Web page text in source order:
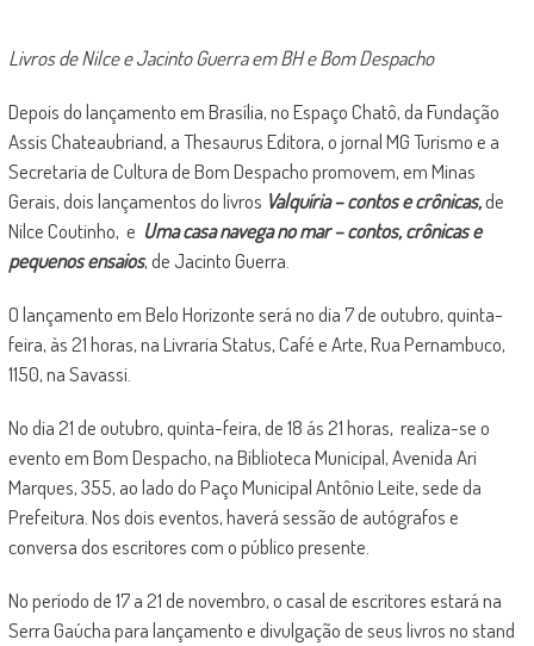
Livros de Nilce e Jacinto Guerra em BH e Bom Despacho
Depois do lançamento em Brasília, no Espaço Chatô, da Fundação
Assis Chateaubriand, a Thesaurus Editora, o jornal MG Turismo e a
Secretaria de Cultura de Bom Despacho promovem, em Minas
Gerais, dois lançamentos do livros Valquíria – contos e crônicas,de
Nilce Coutinho, e Uma casa navega no mar – contos, crônicas e
pequenos ensaios, de Jacinto Guerra.
O lançamento em Belo Horizonte será no dia 7 de outubro, quinta-
feira, às 21 horas, na Livraria Status, Café e Arte, Rua Pernambuco,
1150, na Savassi.
No dia 21 de outubro, quinta-feira, de 18 ás 21 horas, realiza-se o
evento em Bom Despacho, na Biblioteca Municipal, Avenida Ari
Marques, 355, ao lado do Paço Municipal Antônio Leite, sede da
Prefeitura. Nos dois eventos, haverá sessão de autógrafos e
conversa dos escritores com o público presente.
No período de 17 a 21 de novembro, o casal de escritores estará na
Serra Gaúcha para lançamento e divulgação de seus livros no stand